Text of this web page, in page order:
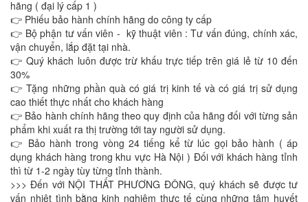
hãng ( đại lý cấp 1 )
👉 Phiếu bảo hành chính hãng do công ty cấp
👉 Bộ phận tư vấn viên - kỹ thuật viên : Tư vấn đúng, chính xác,
vận chuyển, lắp đặt tại nhà.
👉 Quý khách luôn được trừ khấu trực tiếp trên giá lẻ từ 10 đến
30%
👉 Tặng những phần quà có giá trị kinh tế và có giá trị sử dụng
cao thiết thực nhất cho khách hàng
👉 Bảo hành chính hãng theo quy định của hãng đối với từng sản
phẩm khi xuất ra thị trường tới tay người sử dụng.
👉 Bảo hành trong vòng 24 tiếng kể từ lúc gọi bảo hành ( áp
dụng khách hàng trong khu vực Hà Nội ) Đối với khách hàng tỉnh
thì từ 1-2 ngày tùy từng tỉnh thành.
>>> Đến với NỘI THẤT PHƯƠNG ĐÔNG, quý khách sẽ được tư
vấn nhiệt tình bằng kinh nghiệm thực tế cùng những tâm huyết